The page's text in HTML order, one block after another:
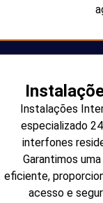
Instalações
especializado
interfones
Garantimos
eficiente,
acesso e